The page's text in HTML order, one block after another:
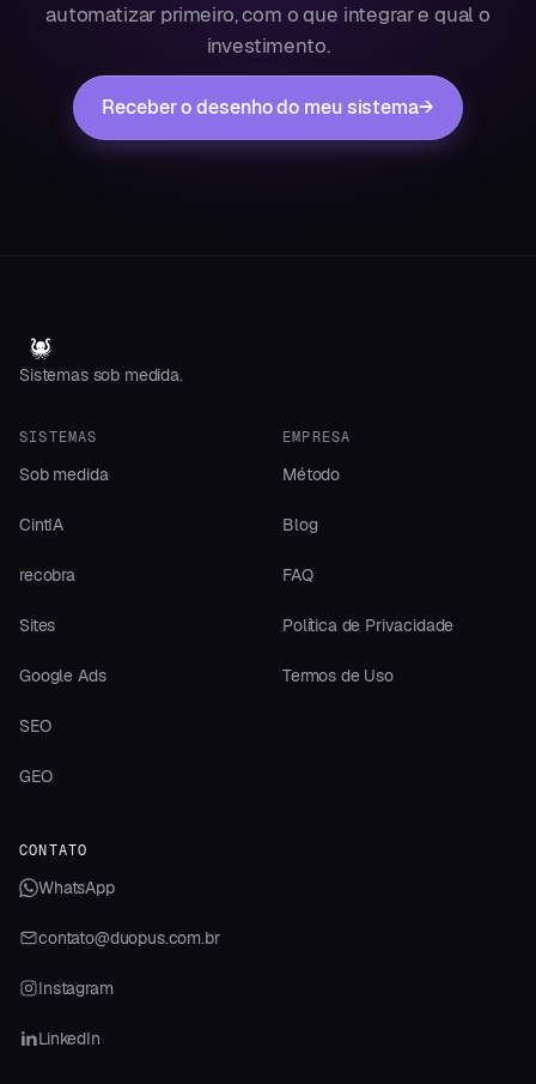
automatizar primeiro, com o que integrar e qual o
investimento.
Receber o desenho do meu sistema→
Sistemas sob medida.
SISTEMAS
Sob medida
CintIA
recobra
Sites
Google Ads
SEO
GEO
EMPRESA
Método
Blog
FAQ
Política de Privacidade
Termos de Uso
CONTATO
WhatsApp
contato@duopus.com.br
Instagram
LinkedIn